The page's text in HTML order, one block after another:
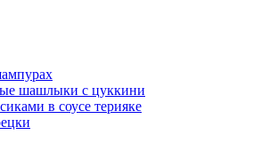
шашлыки с цуккини
в соусе терияке